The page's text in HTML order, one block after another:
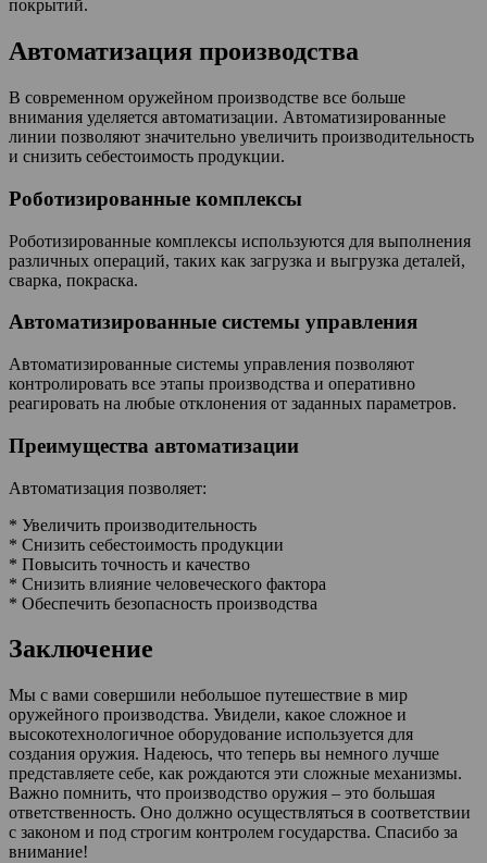
покрытий.
Автоматизация производства
В современном оружейном производстве все больше
внимания уделяется автоматизации. Автоматизированные
линии позволяют значительно увеличить производительность
и снизить себестоимость продукции.
Роботизированные комплексы
Роботизированные комплексы используются для выполнения
различных операций, таких как загрузка и выгрузка деталей,
сварка, покраска.
Автоматизированные системы управления
Автоматизированные системы управления позволяют
контролировать все этапы производства и оперативно
реагировать на любые отклонения от заданных параметров.
Преимущества автоматизации
Автоматизация позволяет:
* Увеличить производительность
* Снизить себестоимость продукции
* Повысить точность и качество
* Снизить влияние человеческого фактора
* Обеспечить безопасность производства
Заключение
Мы с вами совершили небольшое путешествие в мир
оружейного производства. Увидели, какое сложное и
высокотехнологичное оборудование используется для
создания оружия. Надеюсь, что теперь вы немного лучше
представляете себе, как рождаются эти сложные механизмы.
Важно помнить, что производство оружия – это большая
ответственность. Оно должно осуществляться в соответствии
с законом и под строгим контролем государства. Спасибо за
внимание!